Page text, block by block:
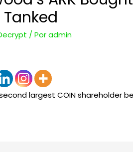
/ Poradmin
largest COIN shareholder